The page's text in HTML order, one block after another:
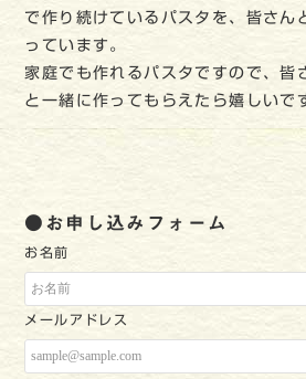
で作り続けているパスタを、皆さん
っています。
家庭でも作れるパスタですので、皆
と一緒に作ってもらえたら嬉しいで
●お申し込みフォーム
お名前
メールアドレス